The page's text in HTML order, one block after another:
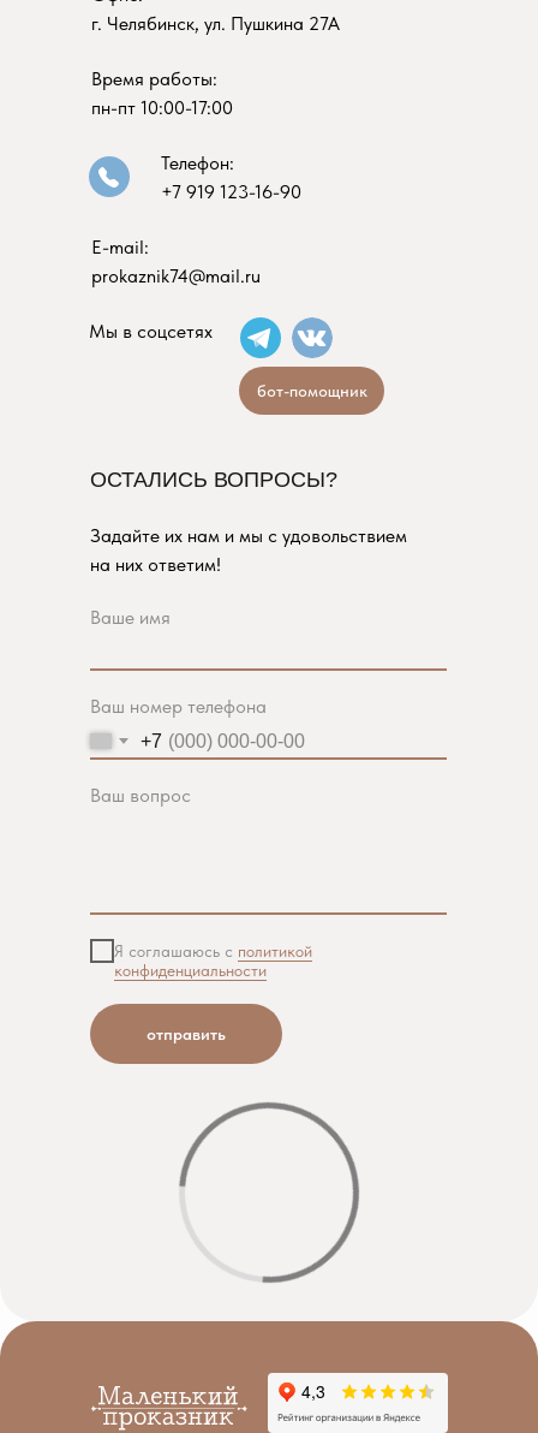
ОСТАЛИСЬ ВОПРОСЫ?
Мы в соцсетях
Задайте их нам и мы с удовольствием
на них ответим!
г. Челябинск, ул. Пушкина 27А
Время работы:
пн-пт 10:00-17:00
Телефон:
+7 919 123-16-90
E-mail:
prokaznik74@mail.ru
Ваше имя
Ваш номер телефона
+7
Ваш вопрос
Я соглашаюсь с политикой
конфиденциальности
отправить
бот-помощник